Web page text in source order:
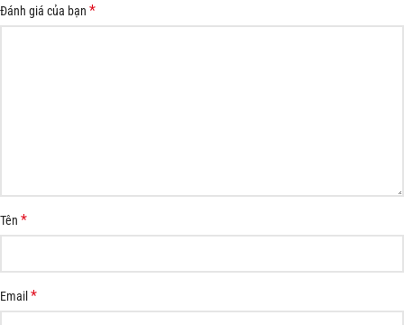
Đánh giá của bạn *
Tên *
Email*